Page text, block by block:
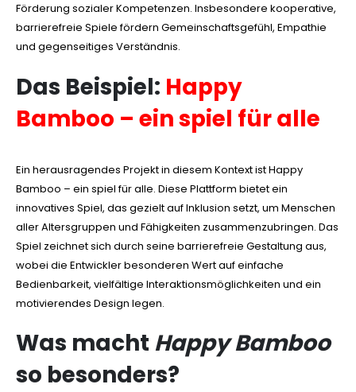
Förderung sozialer Kompetenzen. Insbesondere kooperative,
barrierefreie Spiele fördern Gemeinschaftsgefühl, Empathie
und gegenseitiges Verständnis.
Das Beispiel: Happy
Bamboo – ein spiel für alle
Ein herausragendes Projekt in diesem Kontext ist Happy
Bamboo – ein spiel für alle. Diese Plattform bietet ein
innovatives Spiel, das gezielt auf Inklusion setzt, um Menschen
aller Altersgruppen und Fähigkeiten zusammenzubringen. Das
Spiel zeichnet sich durch seine barrierefreie Gestaltung aus,
wobei die Entwickler besonderen Wert auf einfache
Bedienbarkeit, vielfältige Interaktionsmöglichkeiten und ein
motivierendes Design legen.
Was macht Happy Bamboo
so besonders?